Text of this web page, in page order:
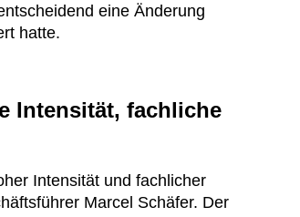
eine Änderung
hatte.
Intensität, fachliche
Intensität und fachlicher
Marcel Schäfer. Der